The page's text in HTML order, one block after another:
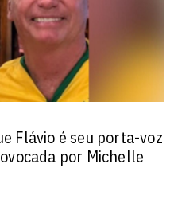
Flávio é seu porta-voz
por Michelle